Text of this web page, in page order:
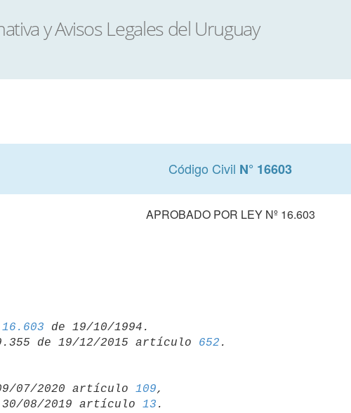
Código Civil N° 16603
APROBADO POR LEY Nº 16.603
de 19/12/2015 artículo 652
07/2020 artículo 109,
30/08/2019 artículo
13